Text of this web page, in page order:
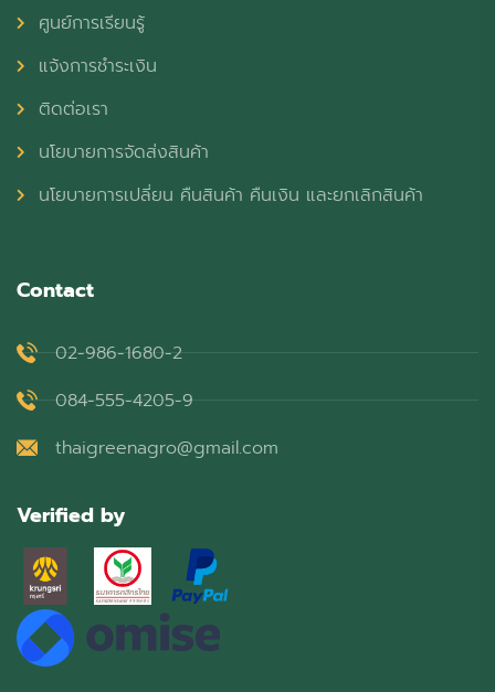
ศูนย์การเรียนรู้
แจ้งการชำระเงิน
ติดต่อเรา
นโยบายการจัดส่งสินค้า
นโยบายการเปลี่ยน คืนสินค้า คืนเงิน และยกเลิกสินค้า
Contact
02-986-1680-2
084-555-4205-9
thaigreenagro@gmail.com
Verified by